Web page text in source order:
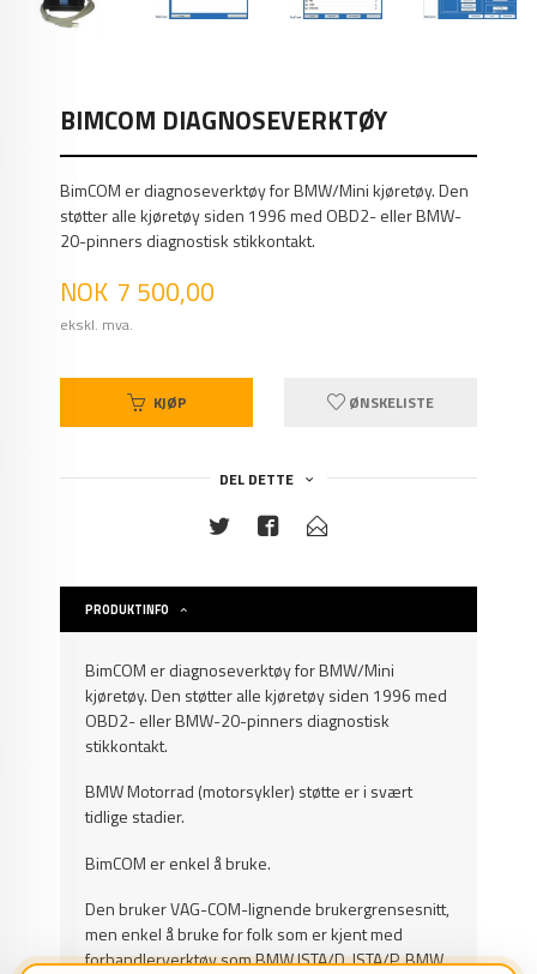
BIMCOM DIAGNOSEVERKTØY
BimCOM er diagnoseverktøy for BMW/Mini kjøretøy. Den
støtter alle kjøretøy siden 1996 med OBD2- eller BMW-
20-pinners diagnostisk stikkontakt.
Pris
NOK 7 500,00
ekskl. mva.
KJØP ØNSKELISTE
DEL DETTE
PRODUKTINFO
BimCOM er diagnoseverktøy for BMW/Mini
kjøretøy. Den støtter alle kjøretøy siden 1996 med
OBD2- eller BMW-20-pinners diagnostisk
stikkontakt.
BMW Motorrad (motorsykler) støtte er i svært
tidlige stadier.
BimCOM er enkel å bruke.
Den bruker VAG-COM-lignende brukergrensesnitt,
men enkel å bruke for folk som er kjent med
forhandlerverktøy som BMW ISTA/D, ISTA/P, BMW